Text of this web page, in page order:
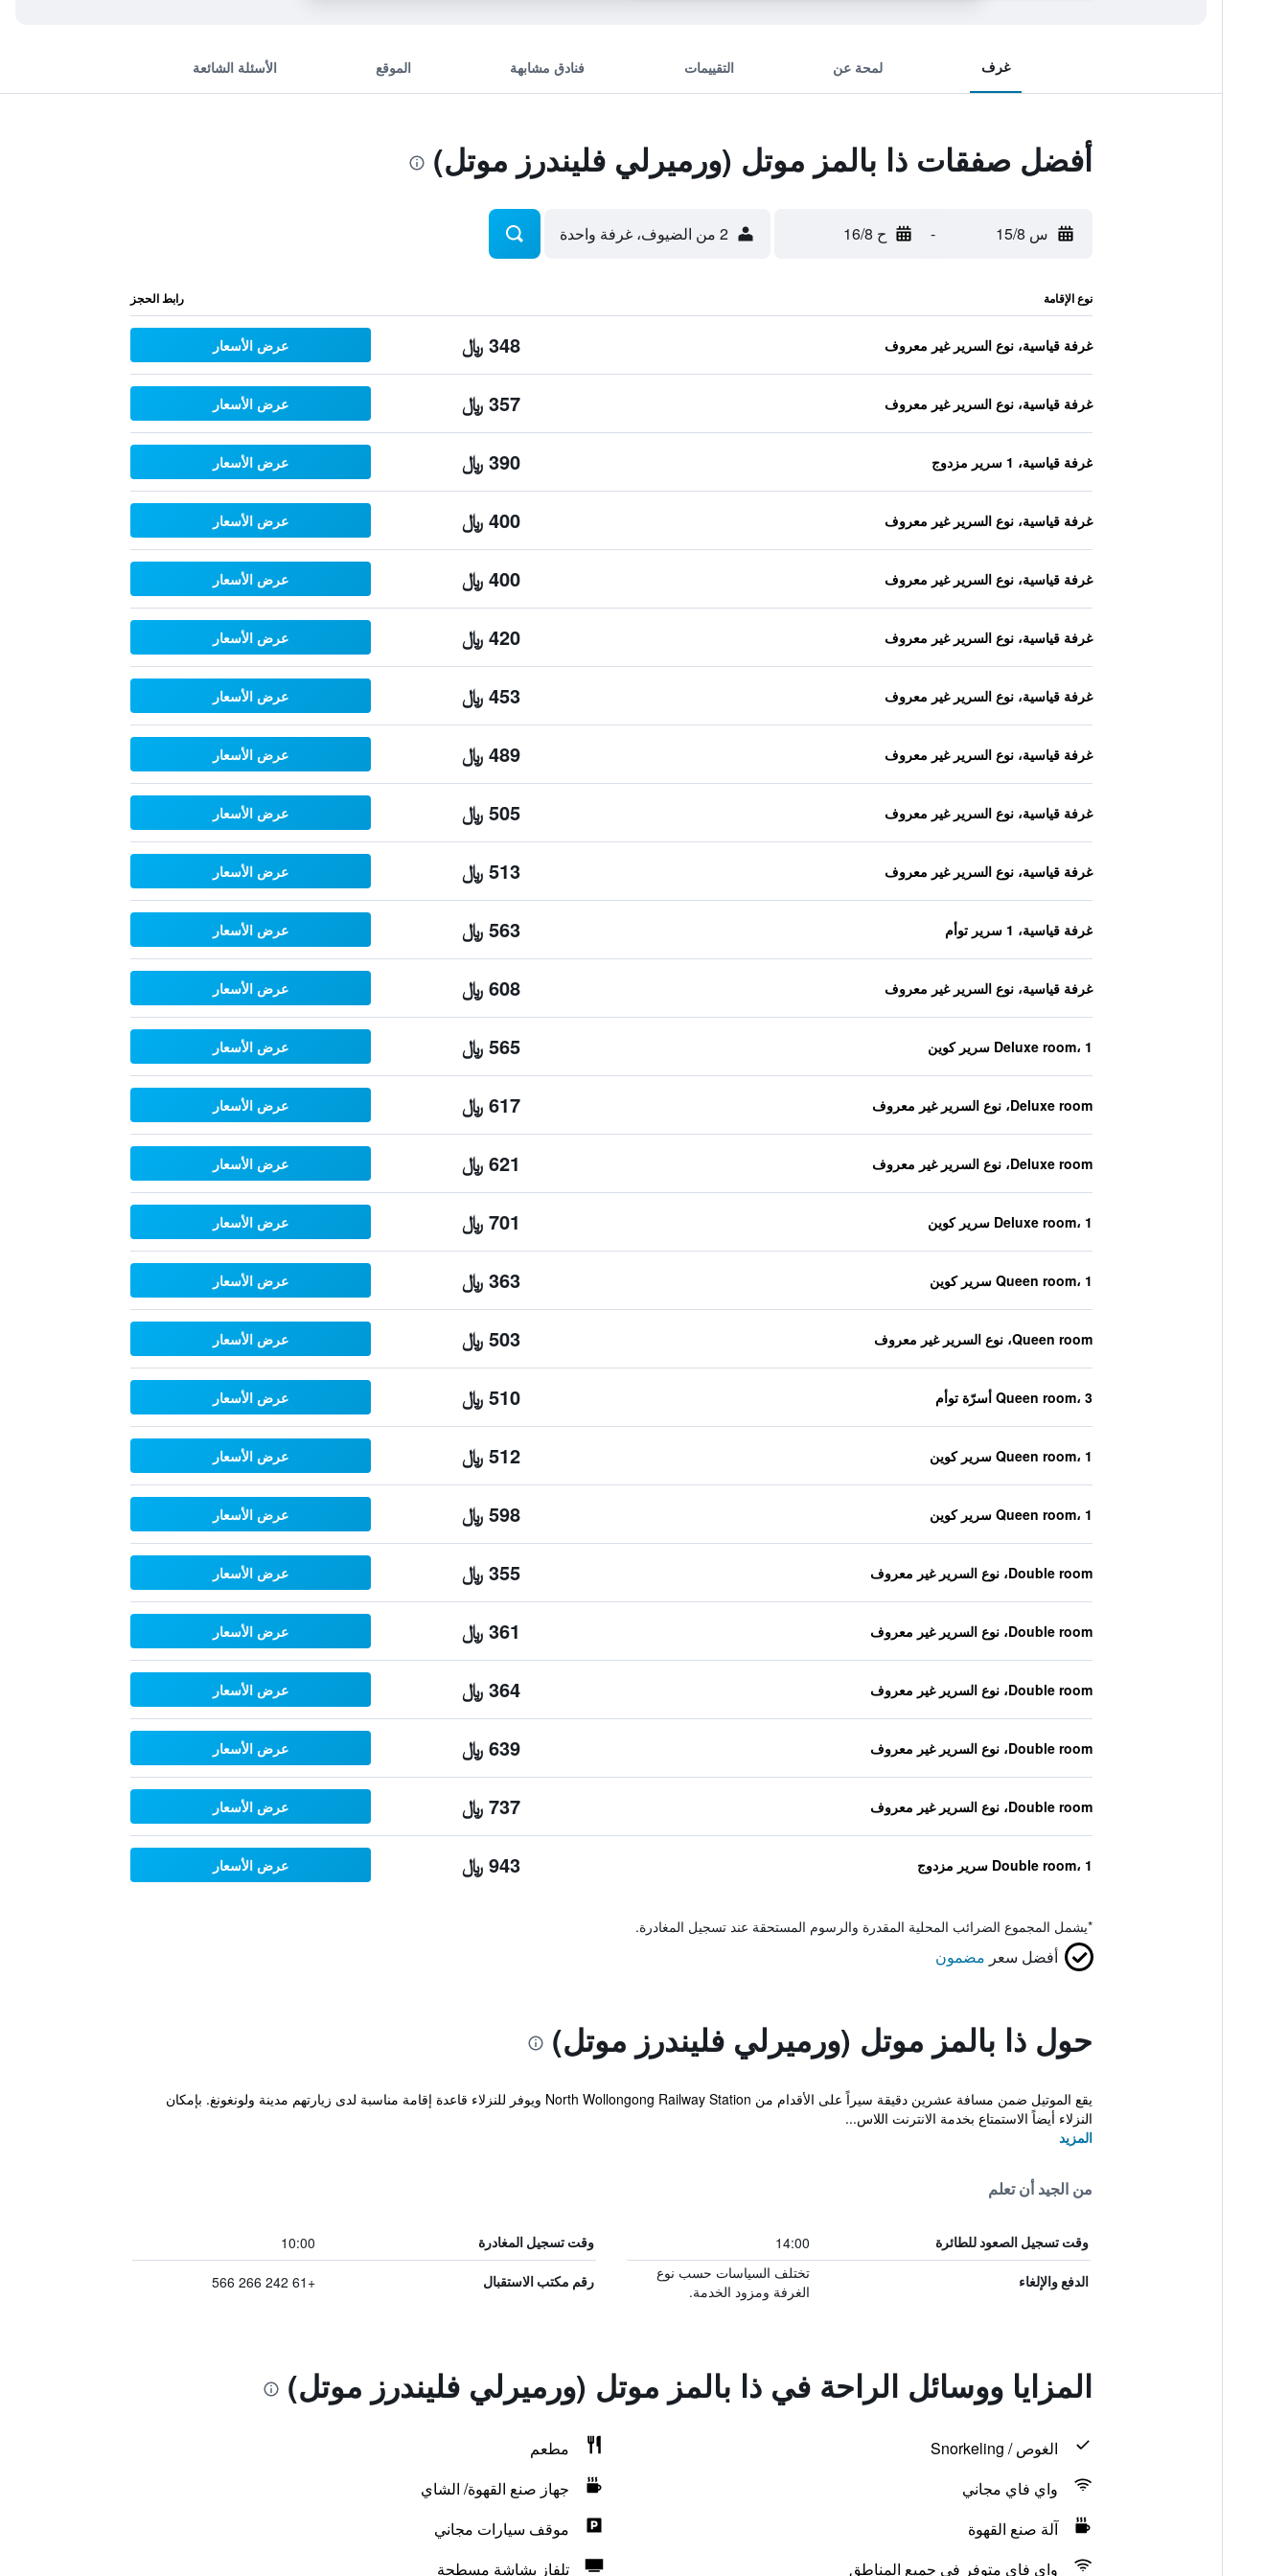
غرف لمحة عن التقييمات فنادق مشابهة الموقع الأسئلة الشائعة
أفضل صفقات ذا بالمز موتل (ورميرلي فليندرز موتل)
س 15/8 - ح 16/8 2 من الضيوف، غرفة واحدة
نوع الإقامة رابط الحجز
غرفة قياسية، نوع السرير غير معروف 348 ﷼ عرض الأسعار
غرفة قياسية، نوع السرير غير معروف 357 ﷼ عرض الأسعار
غرفة قياسية، 1 سرير مزدوج 390 ﷼ عرض الأسعار
غرفة قياسية، نوع السرير غير معروف 400 ﷼ عرض الأسعار
غرفة قياسية، نوع السرير غير معروف 400 ﷼ عرض الأسعار
غرفة قياسية، نوع السرير غير معروف 420 ﷼ عرض الأسعار
غرفة قياسية، نوع السرير غير معروف 453 ﷼ عرض الأسعار
غرفة قياسية، نوع السرير غير معروف 489 ﷼ عرض الأسعار
غرفة قياسية، نوع السرير غير معروف 505 ﷼ عرض الأسعار
غرفة قياسية، نوع السرير غير معروف 513 ﷼ عرض الأسعار
غرفة قياسية، 1 سرير توأم 563 ﷼ عرض الأسعار
غرفة قياسية، نوع السرير غير معروف 608 ﷼ عرض الأسعار
Deluxe room، 1 سرير كوين 565 ﷼ عرض الأسعار
Deluxe room، نوع السرير غير معروف 617 ﷼ عرض الأسعار
Deluxe room، نوع السرير غير معروف 621 ﷼ عرض الأسعار
Deluxe room، 1 سرير كوين 701 ﷼ عرض الأسعار
Queen room، 1 سرير كوين 363 ﷼ عرض الأسعار
Queen room، نوع السرير غير معروف 503 ﷼ عرض الأسعار
Queen room، 3 أسرّة توأم 510 ﷼ عرض الأسعار
Queen room، 1 سرير كوين 512 ﷼ عرض الأسعار
Queen room، 1 سرير كوين 598 ﷼ عرض الأسعار
Double room، نوع السرير غير معروف 355 ﷼ عرض الأسعار
Double room، نوع السرير غير معروف 361 ﷼ عرض الأسعار
Double room، نوع السرير غير معروف 364 ﷼ عرض الأسعار
Double room، نوع السرير غير معروف 639 ﷼ عرض الأسعار
Double room، نوع السرير غير معروف 737 ﷼ عرض الأسعار
Double room، 1 سرير مزدوج 943 ﷼ عرض الأسعار
*يشمل المجموع الضرائب المحلية المقدرة والرسوم المستحقة عند تسجيل المغادرة.
أفضل سعر مضمون
حول ذا بالمز موتل (ورميرلي فليندرز موتل)
يقع الموتيل ضمن مسافة عشرين دقيقة سيراً على الأقدام من North Wollongong Railway Station ويوفر للنزلاء قاعدة إقامة مناسبة لدى زيارتهم مدينة ولونغونغ. بإمكان
النزلاء أيضاً الاستمتاع بخدمة الانترنت اللاس...
المزيد
من الجيد أن تعلم
وقت تسجيل الصعود للطائرة 14:00 وقت تسجيل المغادرة 10:00
الدفع والإلغاء
تختلف السياسات حسب نوع
الغرفة ومزود الخدمة.
رقم مكتب الاستقبال +61 242 266 566
المزايا ووسائل الراحة في ذا بالمز موتل (ورميرلي فليندرز موتل)
الغوص / Snorkeling
مطعم
واي فاي مجاني
جهاز صنع القهوة/ الشاي
آلة صنع القهوة
موقف سيارات مجاني
واي فاي متوفر في جميع المناطق
تلفاز بشاشة مسطحة